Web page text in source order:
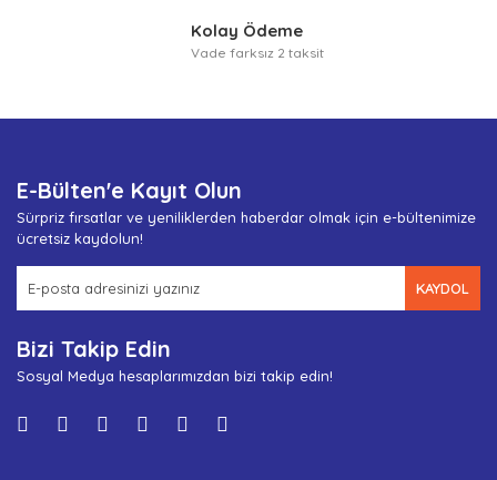
Kolay Ödeme
Vade farksız 2 taksit
E-Bülten'e Kayıt Olun
Sürpriz fırsatlar ve yeniliklerden haberdar olmak için e-bültenimize
ücretsiz kaydolun!
KAYDOL
Bizi Takip Edin
Sosyal Medya hesaplarımızdan bizi takip edin!